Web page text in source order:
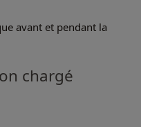
avant et pendant la
chargé